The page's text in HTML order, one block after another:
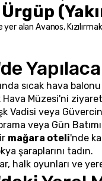
yer alan Avanos,
sıcak hava
Hava Müzesi'ni
Vadisi veya
veya Gün
mağara oteli'nde
şaraplarını tadın.
halk oyunları ve